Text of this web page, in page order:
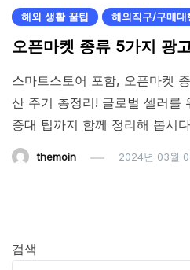
해외 생활 꿀팁 해외직구/구매대
오픈마켓 종류 5가지 광
스마트스토어 포함, 오픈마켓
산 주기 총정리! 글로벌 셀러를
증대 팁까지 함께 정리해 봅시
themoin 2024년 03월
검색